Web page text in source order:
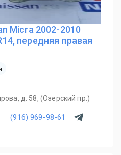
Micra 2002-2010
передняя правая
д. 58, (Озерский пр.)
(916) 969-98-61